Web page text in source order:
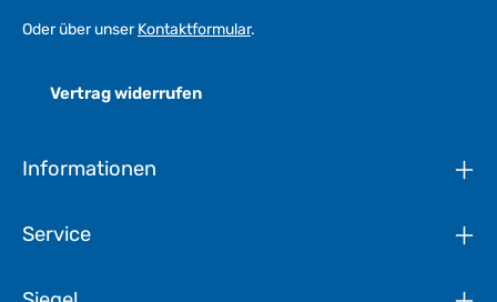
Oder über unserKontaktformular.
Vertrag widerrufen
Informationen
Service